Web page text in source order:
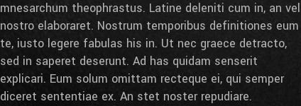
mnesarchum theophrastus. Latine deleniti cum in, an vel
nostro elaboraret. Nostrum temporibus definitiones eum
te, iusto legere fabulas his in. Ut nec graece detracto,
sed in saperet deserunt. Ad has quidam senserit
explicari. Eum solum omittam recteque ei, qui semper
diceret sententiae ex. An stet noster repudiare.